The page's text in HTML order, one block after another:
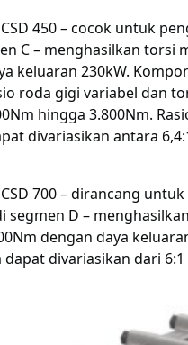
450 – cocok untuk
C – menghasilkan torsi
keluaran 230kW.
roda gigi variabel dan
hingga 3.800Nm.
divariasikan antara
700 – dirancang
segmen D –
dengan daya
divariasikan dari 6:1